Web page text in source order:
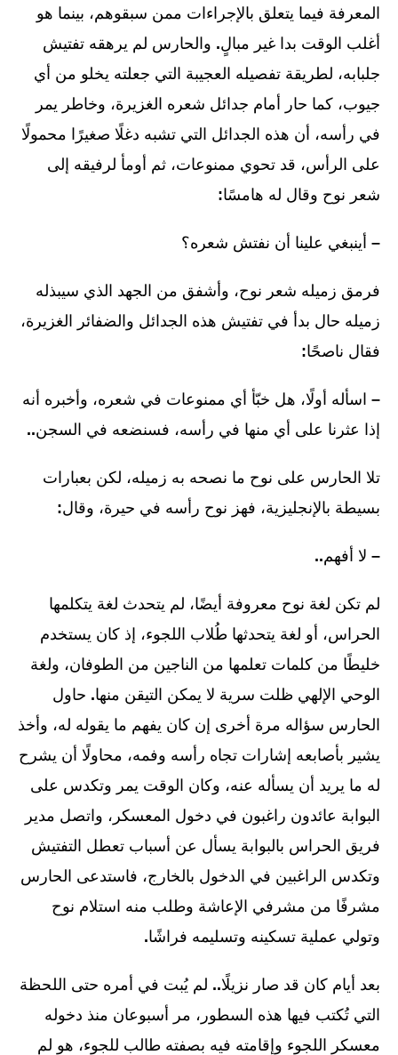
المعرفة فيما يتعلق بالإجراءات ممن سبقوهم، بينما هو
أغلب الوقت بدا غير مبالٍ. والحارس لم يرهقه تفتيش
جلبابه، لطريقة تفصيله العجيبة التي جعلته يخلو من أي
جيوب، كما حار أمام جدائل شعره الغزيرة، وخاطر يمر
في رأسه، أن هذه الجدائل التي تشبه دغلًا صغيرًا محمولًا
على الرأس، قد تحوي ممنوعات، ثم أومأ لرفيقه إلى
شعر نوح وقال له هامسًا:
– أينبغي علينا أن نفتش شعره؟
فرمق زميله شعر نوح، وأشفق من الجهد الذي سيبذله
زميله حال بدأ في تفتيش هذه الجدائل والضفائر الغزيرة،
فقال ناصحًا:
– اسأله أولًا، هل خبّأ أي ممنوعات في شعره، وأخبره أنه
إذا عثرنا على أي منها في رأسه، فسنضعه في السجن..
تلا الحارس على نوح ما نصحه به زميله، لكن بعبارات
بسيطة بالإنجليزية، فهز نوح رأسه في حيرة، وقال:
– لا أفهم..
لم تكن لغة نوح معروفة أيضًا، لم يتحدث لغة يتكلمها
الحراس، أو لغة يتحدثها طُلاب اللجوء، إذ كان يستخدم
خليطًا من كلمات تعلمها من الناجين من الطوفان، ولغة
الوحي الإلهي ظلت سرية لا يمكن التيقن منها. حاول
الحارس سؤاله مرة أخرى إن كان يفهم ما يقوله له، وأخذ
يشير بأصابعه إشارات تجاه رأسه وفمه، محاولًا أن يشرح
له ما يريد أن يسأله عنه، وكان الوقت يمر وتكدس على
البوابة عائدون راغبون في دخول المعسكر، واتصل مدير
فريق الحراس بالبوابة يسأل عن أسباب تعطل التفتيش
وتكدس الراغبين في الدخول بالخارج، فاستدعى الحارس
مشرفًا من مشرفي الإعاشة وطلب منه استلام نوح
وتولي عملية تسكينه وتسليمه فراشًا.
بعد أيام كان قد صار نزيلًا.. لم يُبت في أمره حتى اللحظة
التي تُكتب فيها هذه السطور، مر أسبوعان منذ دخوله
معسكر اللجوء وإقامته فيه بصفته طالب للجوء، هو لم